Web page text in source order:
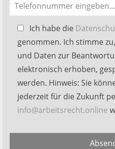
Bitte
lasse
dieses
Feld
leer.
Ich habe die
genommen. Ich stimme
und Daten zur
elektronisch erhoben,
werden. Hinweis: Sie
jederzeit für die Zukunft
info@arbeitsrecht.online